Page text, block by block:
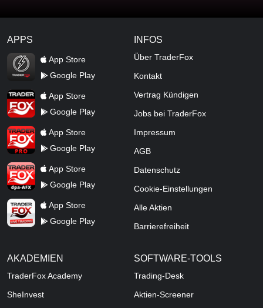
APPS
TraderFox Flash
App Store
Google Play
TraderFox AppApp Store
Google Play
TraderFox ProApp Store
Google Play
TraderFox dpa-AFX ProFeed
App Store
Google Play
TraderFox Live Trading
App Store
Google Play
INFOS
Über TraderFox
Kontakt
Vertrag Kündigen
Jobs bei TraderFox
Impressum
AGB
Datenschutz
Cookie-Einstellungen
Alle Aktien
Barrierefreiheit
AKADEMIEN
TraderFox Academy
SheInvest
SOFTWARE-TOOLS
Trading-Desk
Aktien-Screener